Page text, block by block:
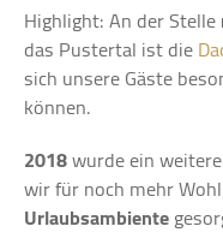
Highlight: An der Stelle
das Pustertal ist die
sich unsere Gäste
können.
2018wurde ein
wir für noch mehr
Urlaubsambiente